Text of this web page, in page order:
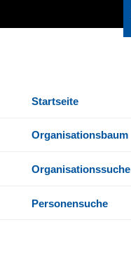
Startseite
Organisationsbaum
Organisationssuche
Personensuche